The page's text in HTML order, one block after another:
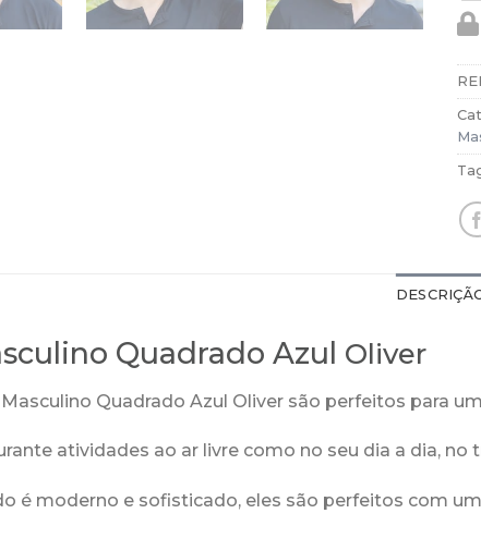
Quadrado Azul Oliver
Quadrado Azul Oliver são perfeitos para
atividades ao ar livre como no seu dia a dia, no
é moderno e sofisticado, eles são perfeitos com